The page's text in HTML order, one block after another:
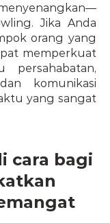
Jika Anda
orang yang
memperkuat
persahabatan,
komunikasi
yang sangat
cara bagi